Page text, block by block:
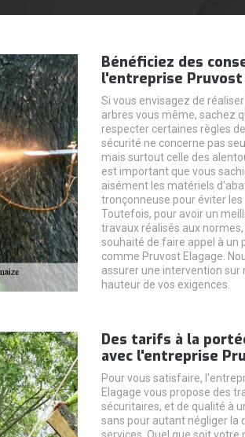
Bénéficiez des
l'entreprise Pruvost
Si vous envisagez de
arbres vous même, sachez
respecter certaines règles
sécurité ne concerne pas
mais surtout celle des
est important que vous
aisément les matériels
tronçonneuse pour éviter les
Toutefois, pour avoir un
travaux réalisés aux
souhaité de faire appel à un
comme Pruvost Elagage.
assurer une intervention sur
hauteur de vos exigences.
Des tarifs à la
avec l'entreprise
Pour vous satisfaire,
Elagage vous propose des
sécuritaires, et de qualité à
sans pour autant négliger la